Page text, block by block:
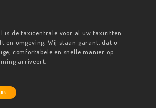
is de taxicentrale voor al uw taxiritten
en omgeving. Wij staan garant, dat u
comfortabele en snelle manier op
arriveert.